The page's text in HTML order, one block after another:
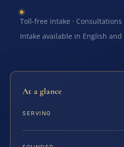
Toll-free intake ·
Intake available in English and
At a glance
SERVING